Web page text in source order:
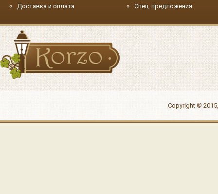
Доставка и оплата
Спец. предложения
Copyright ©